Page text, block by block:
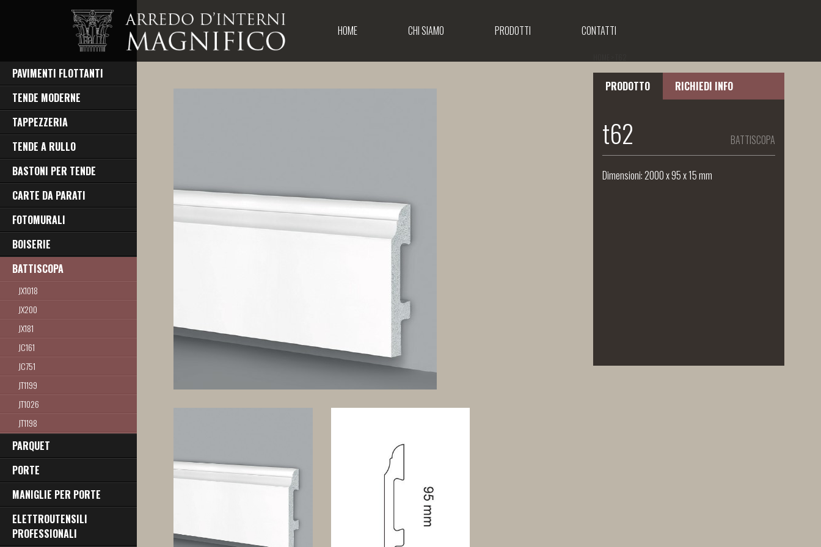
HOME CHI SIAMO PRODOTTI CONTATTI
PRODOTTO RICHIEDI INFO
t62 BATTISCOPA
Dimensioni: 2000 x 95 x 15 mm
PAVIMENTI FLOTTANTI
TENDE MODERNE
TAPPEZZERIA
TENDE A RULLO
BASTONI PER TENDE
CARTE DA PARATI
FOTOMURALI
BOISERIE
BATTISCOPA
JX1018
JX200
JX181
JC161
JC751
JT1199
JT1026
JT1198
JT1197
JX105
JT1054
JC818
JX254
JX139 80
PARQUET
PORTE
MANIGLIE PER PORTE
ELETTROUTENSILI
PROFESSIONALI